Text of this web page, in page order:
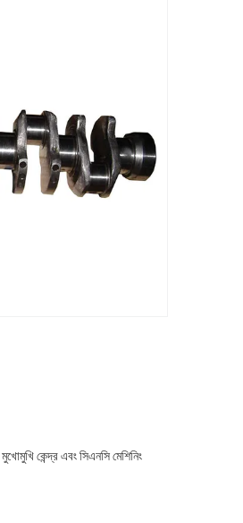
কেন্দ্র এবং সিএনসি মেশিনিং